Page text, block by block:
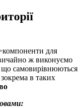
для
ж виконуємо
що самовирівнюються
зокрема в таких